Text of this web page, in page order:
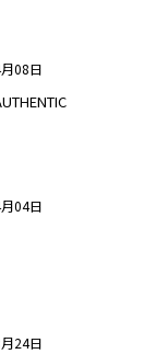
08日
04日
24日